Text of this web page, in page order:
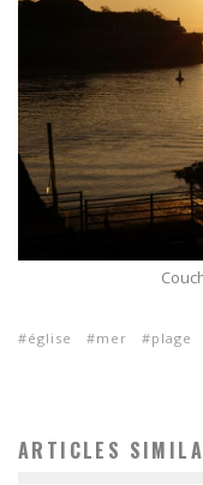
église mer plage
ARTICLES